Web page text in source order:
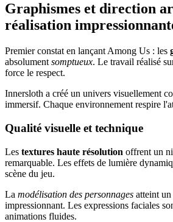
Graphismes et direction
réalisation
Premier constat en lançant Among Us : les
absolument somptueux. Le travail réalisé
force le respect.
Innersloth a créé un univers visuellement
immersif. Chaque environnement respire
Qualité visuelle et technique
Les textures haute résolution offrent un
remarquable. Les effets de lumière
scène du jeu.
La modélisation des personnages atteint
impressionnant. Les expressions faciales
animations fluides.